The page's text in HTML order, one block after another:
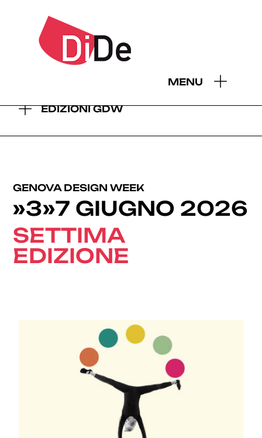
MENU
EDIZIONI GDW
GENOVA DESIGN WEEK
»3»7 GIUGNO 2026
SETTIMA
EDIZIONE
2026 2025 2024 2023 2022 2021 2019